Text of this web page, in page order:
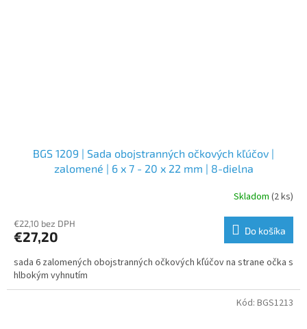
BGS 1209 | Sada obojstranných očkových kľúčov |
zalomené | 6 x 7 - 20 x 22 mm | 8-dielna
Skladom (2 ks)
€22,10 bez DPH
€27,20 Do košíka
sada 6 zalomených obojstranných očkových kľúčov na strane očka s
hlbokým vyhnutím
Kód: BGS1213